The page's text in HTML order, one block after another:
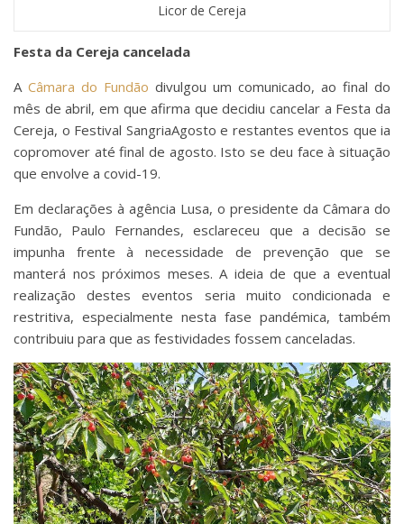
Licor de Cereja
Festa da Cereja cancelada
A Câmara do Fundão divulgou um comunicado, ao final do
mês de abril, em que afirma que decidiu cancelar a Festa da
Cereja, o Festival SangriaAgosto e restantes eventos que ia
copromover até final de agosto. Isto se deu face à situação
que envolve a covid-19.
Em declarações à agência Lusa, o presidente da Câmara do
Fundão, Paulo Fernandes, esclareceu que a decisão se
impunha frente à necessidade de prevenção que se
manterá nos próximos meses. A ideia de que a eventual
realização destes eventos seria muito condicionada e
restritiva, especialmente nesta fase pandémica, também
contribuiu para que as festividades fossem canceladas.